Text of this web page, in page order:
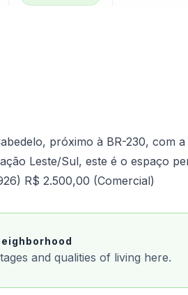
próximo à BR-230, com
Leste/Sul, este é o espaço
R$ 2.500,00 (Comercial)
and qualities of living here.